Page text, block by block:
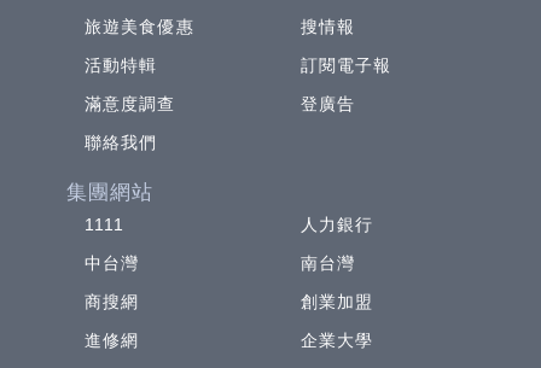
旅遊美食優惠
搜情報
活動特輯
訂閱電子報
滿意度調查
登廣告
聯絡我們
集團網站
1111
人力銀行
中台灣
南台灣
商搜網
創業加盟
進修網
企業大學